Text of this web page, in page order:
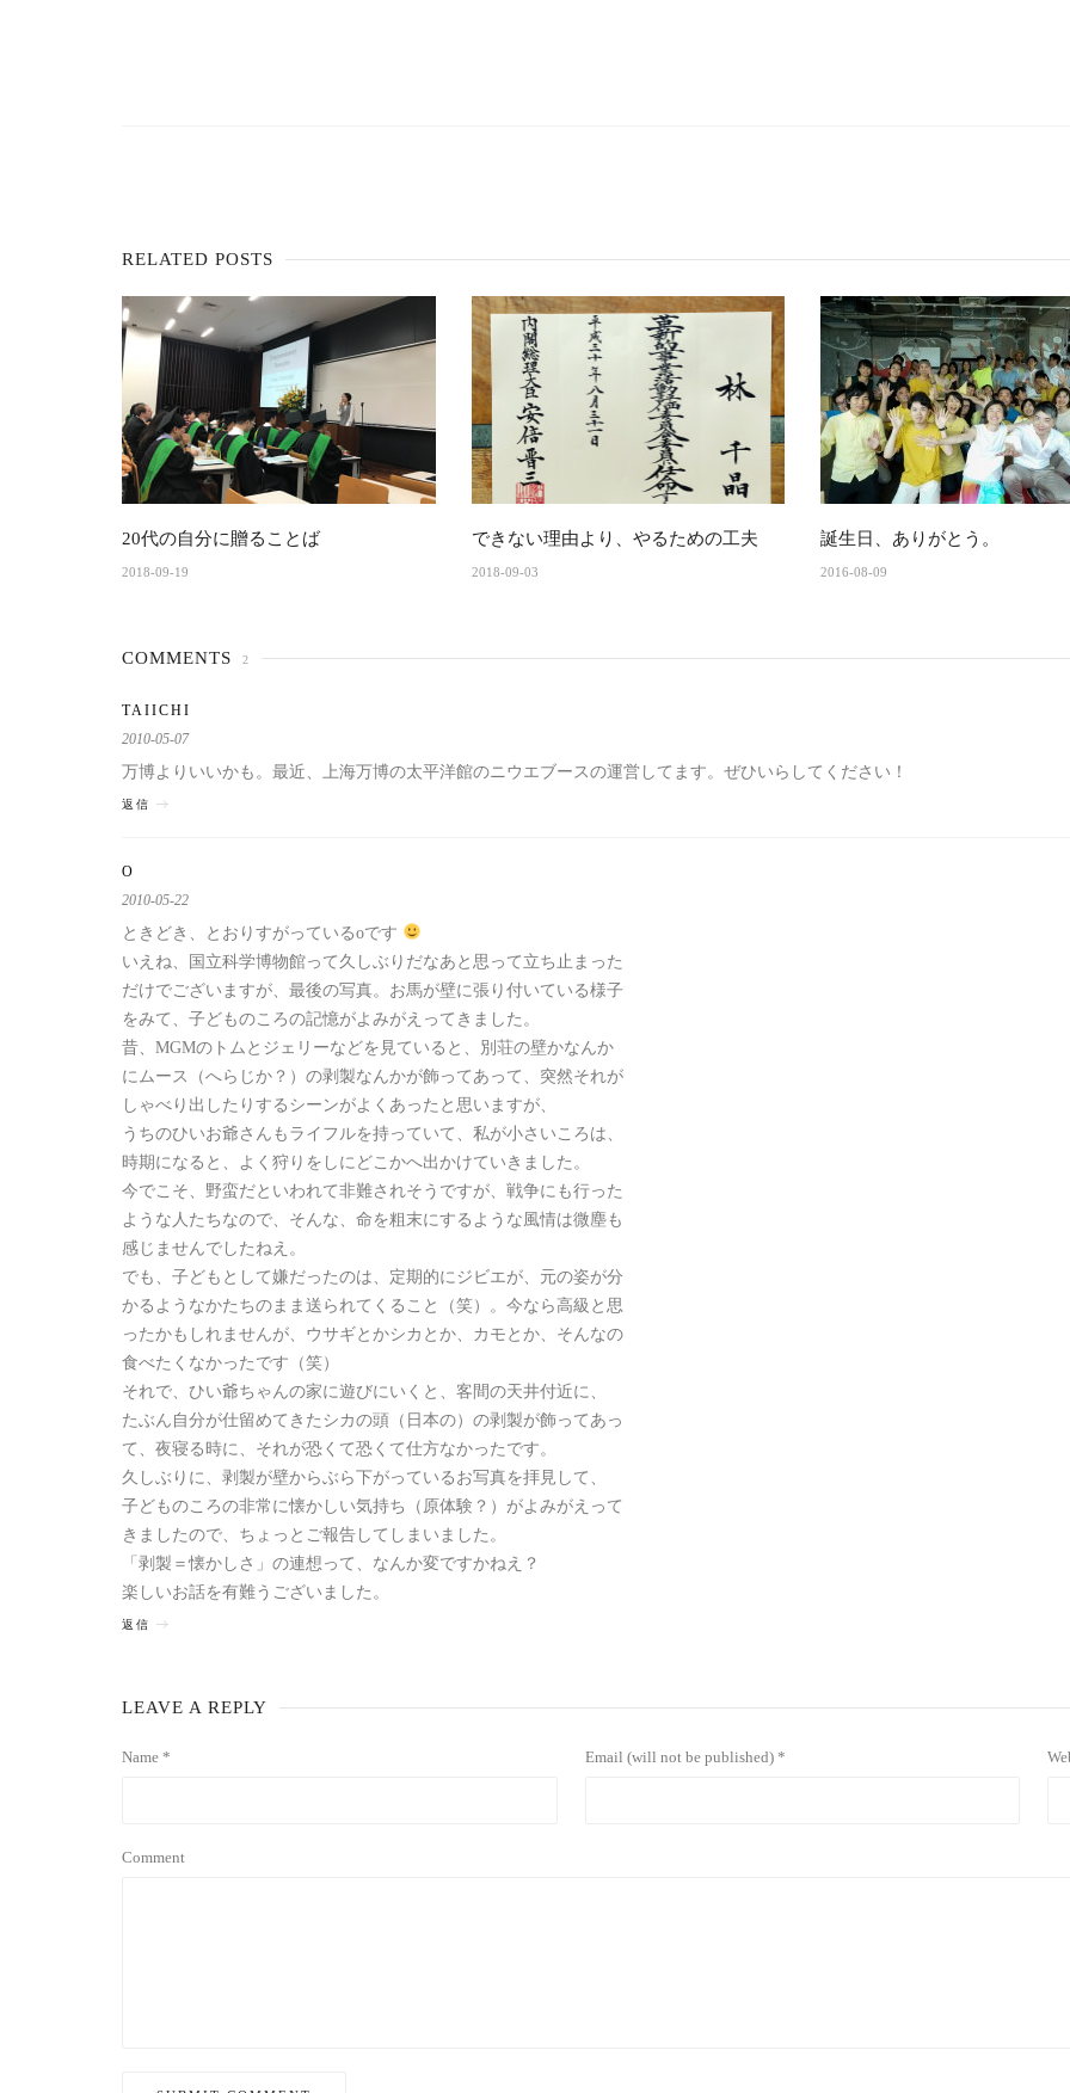
RELATED POSTS
20代の自分に贈ることば
2018-09-19
できない理由より、やるための工夫
2018-09-03
誕生日、ありがとう。
2016-08-09
COMMENTS 2
TAIICHI
2010-05-07
万博よりいいかも。最近、上海万博の太平洋館のニウエブースの運営してます。ぜひいらしてください！
返信
O
2010-05-22
ときどき、とおりすがっているoです
いえね、国立科学博物館って久しぶりだなあと思って立ち止まった
だけでございますが、最後の写真。お馬が壁に張り付いている様子
をみて、子どものころの記憶がよみがえってきました。
昔、MGMのトムとジェリーなどを見ていると、別荘の壁かなんか
にムース（へらじか？）の剥製なんかが飾ってあって、突然それが
しゃべり出したりするシーンがよくあったと思いますが、
うちのひいお爺さんもライフルを持っていて、私が小さいころは、
時期になると、よく狩りをしにどこかへ出かけていきました。
今でこそ、野蛮だといわれて非難されそうですが、戦争にも行った
ような人たちなので、そんな、命を粗末にするような風情は微塵も
感じませんでしたねえ。
でも、子どもとして嫌だったのは、定期的にジビエが、元の姿が分
かるようなかたちのまま送られてくること（笑）。今なら高級と思
ったかもしれませんが、ウサギとかシカとか、カモとか、そんなの
食べたくなかったです（笑）
それで、ひい爺ちゃんの家に遊びにいくと、客間の天井付近に、
たぶん自分が仕留めてきたシカの頭（日本の）の剥製が飾ってあっ
て、夜寝る時に、それが恐くて恐くて仕方なかったです。
久しぶりに、剥製が壁からぶら下がっているお写真を拝見して、
子どものころの非常に懐かしい気持ち（原体験？）がよみがえって
きましたので、ちょっとご報告してしまいました。
「剥製＝懐かしさ」の連想って、なんか変ですかねえ？
楽しいお話を有難うございました。
返信
LEAVE A REPLY
Name * Email (will not be published) *
Comment